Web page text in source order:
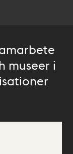
museer i